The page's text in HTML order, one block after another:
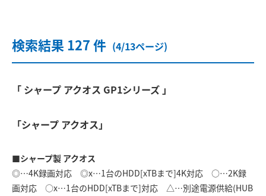
検索結果 127 件 (4/13ページ)
「 シャープ アクオス GP1シリーズ 」
「シャープ アクオス」
■シャープ製 アクオス
◎…4K録画対応 ◎x…1台のHDD[xTBまで]4K対応 ○…2K録
画対応 ○x…1台のHDD[xTBまで]対応 △…別途電源供給(HUB